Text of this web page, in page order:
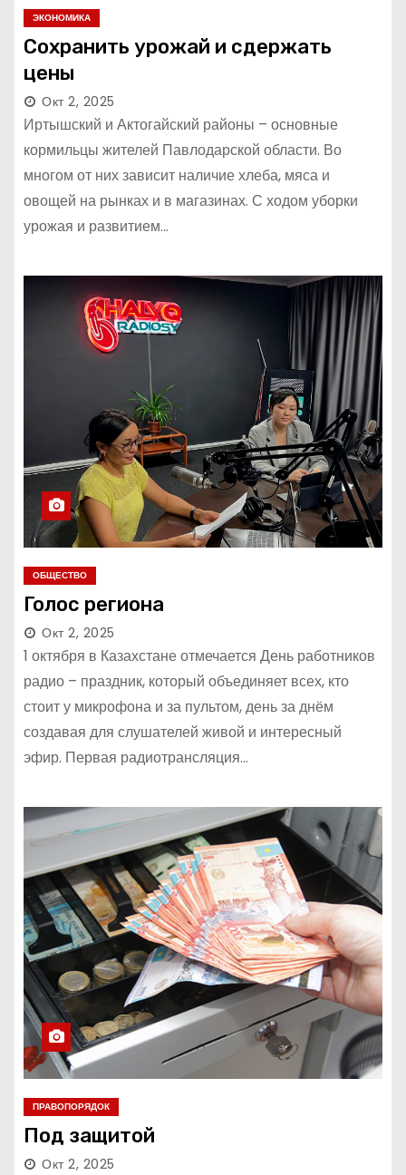
ЭКОНОМИКА
Сохранить урожай и сдержать
цены
Окт 2, 2025
Иртышский и Актогайский районы – основные
кормильцы жителей Павлодарской области. Во
многом от них зависит наличие хлеба, мяса и
овощей на рынках и в магазинах. С ходом уборки
урожая и развитием…
ОБЩЕСТВО
Голос региона
Окт 2, 2025
1 октября в Казахстане отмечается День работников
радио – праздник, который объединяет всех, кто
стоит у микрофона и за пультом, день за днём
создавая для слушателей живой и интересный
эфир. Первая радиотрансляция…
ПРАВОПОРЯДОК
Под защитой
Окт 2, 2025